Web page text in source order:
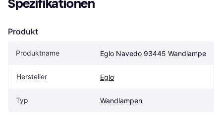
Spezifikationen
Produkt
Produktname Eglo Navedo 93445 Wandlampe
Hersteller Eglo
Typ Wandlampen